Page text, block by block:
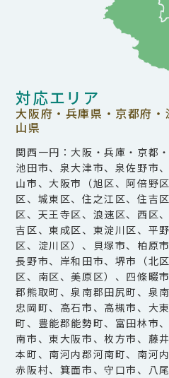
対応エリア
大阪府・兵庫県・京都府
山県
関西一円：大阪・兵庫・京都
池田市、泉大津市、泉佐野市
山市、大阪市（旭区、阿倍野
区、城東区、住之江区、住吉
区、天王寺区、浪速区、西区
吉区、東成区、東淀川区、平
区、淀川区）、貝塚市、柏原
長野市、岸和田市、堺市（北
区、南区、美原区）、四條畷
郡熊取町、泉南郡田尻町、泉
忠岡町、高石市、高槻市、大
町、豊能郡能勢町、富田林市
南市、東大阪市、枚方市、藤
本町、南河内郡河南町、南河
赤阪村、箕面市、守口市、八